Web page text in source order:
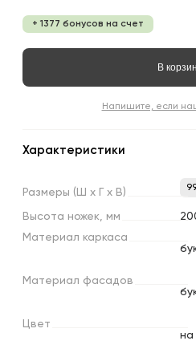
+ 1377 бонусов на счет
В
Напишите, если
Характеристики
Размеры (Ш х х В)
Высота ножек, мм
Материал каркаса
Материал фасадов
Цвет
на